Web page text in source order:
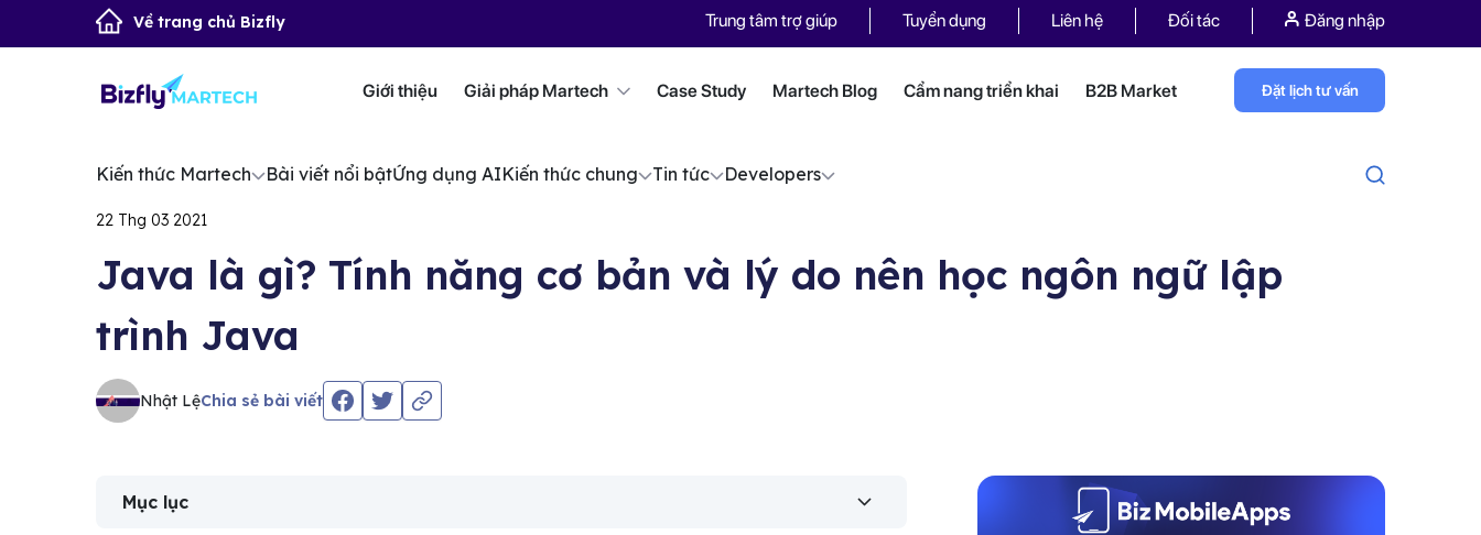
Về trang chủ Bizfly Trung tâm trợ giúp Tuyển dụng Liên hệ Đối tác Đăng nhập
Giới thiệu Giải pháp Martech Case Study Martech Blog Cẩm nang triển khai B2B Market Đặt lịch tư vấn
Kiến thức Martech Bài viết nổi bậtỨng dụng AIKiến thức chung Tin tức Developers
22 Thg 03 2021
Java là gì? Tính năng cơ bản và lý do nên học ngôn ngữ lập
trình Java
Nhật LệChia sẻ bài viết
Mục lục